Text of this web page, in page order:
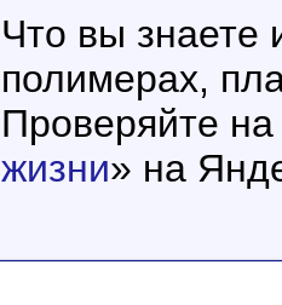
Что вы знаете
полимерах,
Проверяйте
жизни» на